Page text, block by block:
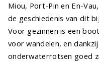
Miou, Port-Pin en En-
de geschiedenis van dit
Voor gezinnen is een
voor wandelen, en
onderwaterrotsen goed